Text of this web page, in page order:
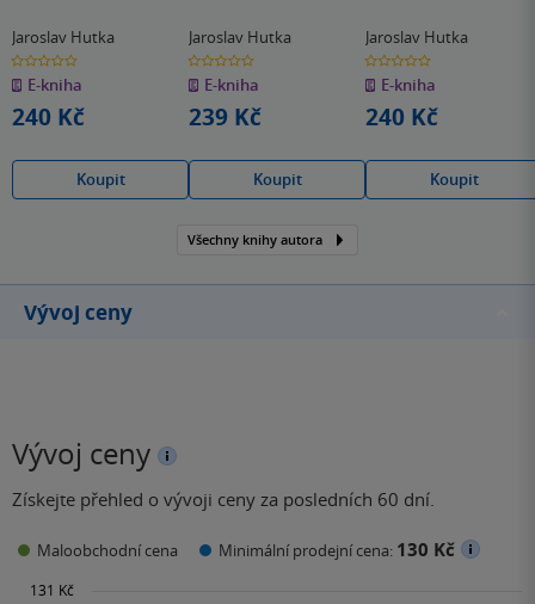
Jaroslav Hutka
0.0
z
5
hvězdiček
E-kniha
240 Kč
Koupit
Jaroslav Hutka
0.0
z
5
hvězdiček
E-kniha
239 Kč
Koupit
Jaroslav Hutka
0.0
z
5
hvězdiček
E-kniha
240 Kč
Koupit
Všechny knihy autora
Vývoj ceny
Vývoj ceny
Získejte přehled o vývoji ceny za posledních 60 dní.
Maloobchodní cena Minimální prodejní cena: 130 Kč